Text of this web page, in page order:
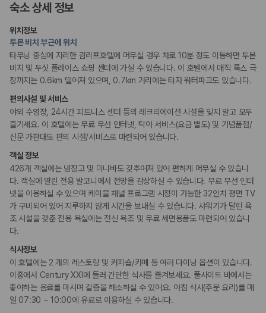
기념품 가게
테라스
정수기
리셉션 서비스
다국어 구사 가능 직원
짐 보관 서비스
드라이클리닝/세탁서비스
웰빙 및 피트니스
피트니스/헬스시설
액티비티
수영장
당구장
수상스키
스노쿨링
키즈
비즈니스
연회장
숙소 상세 정보
위치정보
투몬 비치 부근에 위치
타무닝 중심에 자리한 괌리프호텔에 머무실 경우 차로 10분 정도 이동하면 투몬
비치 및 두싯 플레이스 쇼핑 센터에 가실 수 있습니다. 이 호텔에서 매직 록스 극
장까지는 0.6km 떨어져 있으며, 0.7km 거리에는 타자 워터파크도 있습니다.
편의시설 및 서비스
야외 수영장, 24시간 피트니스 센터 등의 레크리에이션 시설을 잊지 말고 모두
즐기세요. 이 호텔에는 무료 무선 인터넷, 탁아 서비스(요금 별도) 및 기념품점/
신문 가판대도 편의 시설/서비스로 마련되어 있습니다.
객실 정보
426개 객실에는 냉장고 및 미니바도 갖추어져 있어 편하게 머무실 수 있습니
다. 객실에 딸린 전용 발코니에서 전망을 감상하실 수 있습니다. 무료 무선 인터
넷을 이용하실 수 있으며 케이블 채널 프로그램 시청이 가능한 32인치 평면 TV
가 구비되어 있어 지루하지 않게 시간을 보내실 수 있습니다. 샤워기가 달린 욕
조 시설을 갖춘 전용 욕실에는 전신 욕조 및 무료 세면용품도 마련되어 있습니
다.
식사정보
이 호텔에는 2 개의 레스토랑 및 커피숍/카페 등 여러 다이닝 옵션이 있습니다.
이중에서 Century XXI에 들러 간단한 식사를 즐겨보세요. 풀사이드 바에서는
좋아하는 음료를 마시며 갈증을 해소하실 수 있어요. 아침 식사(주문 요리)를 매
일 07:30 ~ 10:00에 유료로 이용하실 수 있습니다.